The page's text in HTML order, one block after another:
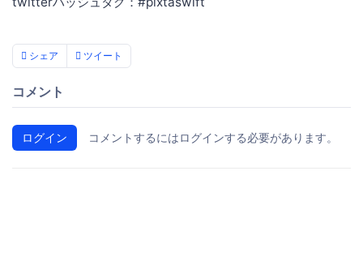
シェア ツイート
コメント
ログイン コメントするにはログインする必要があります。